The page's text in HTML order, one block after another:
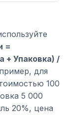
=
+ Упаковка) /
для
100
5 000
20%, цена